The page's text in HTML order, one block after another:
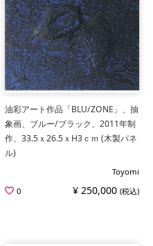
油彩アート作品「BLU/ZONE」、抽
象画、ブルー/ブラック、2011年制
作、33.5ｘ26.5ｘH3ｃｍ (木製パネ
ル)
Toyomi
0
¥ 250,000 (税込)